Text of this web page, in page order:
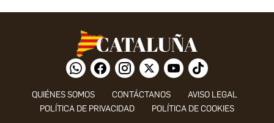
QUIÉNES SOMOS CONTÁCTANOS
AVISO LEGAL
POLÍTICA DE PRIVACIDAD
POLÍTICA DE COOKIES